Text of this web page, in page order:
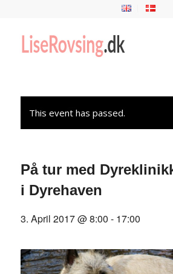
This event has passed.
På tur med
i Dyrehaven
3. April 2017 @ 8:00 - 17:00